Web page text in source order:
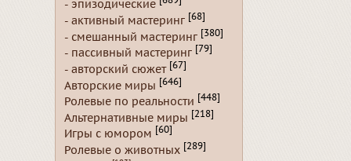
- эпизодические
- активный мастеринг [68]
- смешанный мастеринг [380]
- пассивный мастеринг [79]
- авторский сюжет [67]
Авторские миры [646]
Ролевые по реальности [448]
Альтернативные миры [218]
Игры с юмором [60]
Ролевые о животных [289]